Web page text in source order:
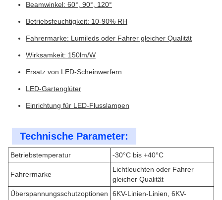
Beamwinkel: 60°, 90°, 120°
Betriebsfeuchtigkeit: 10-90% RH
Fahrermarke: Lumileds oder Fahrer gleicher Qualität
Wirksamkeit: 150lm/W
Ersatz von LED-Scheinwerfern
LED-Gartenglüter
Einrichtung für LED-Flusslampen
Technische Parameter:
Betriebstemperatur -30°C bis +40°C
Fahrermarke
Lichtleuchten oder Fahrer
gleicher Qualität
Überspannungsschutzoptionen
6KV-Linien-Linien, 6KV-